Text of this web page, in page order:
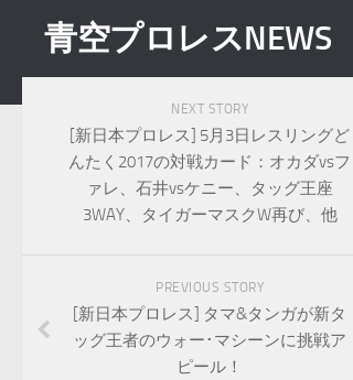
青空プロレスNEWS
NEXT STORY
[新日本プロレス] 5月3日レスリングど
んたく2017の対戦カード：オカダvsフ
ァレ、石井vsケニー、タッグ王座
3WAY、タイガーマスクW再び、他
PREVIOUS STORY
[新日本プロレス] タマ&タンガが新タ
ッグ王者のウォー･マシーンに挑戦ア
ピール！